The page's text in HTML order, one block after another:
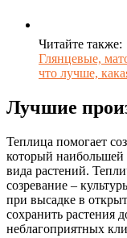
Читайте также:
Глянцевые,
что лучше,
Лучшие
Теплица помогает
который наибольшей
вида растений.
созревание –
при высадке в
сохранить растения
неблагоприятных